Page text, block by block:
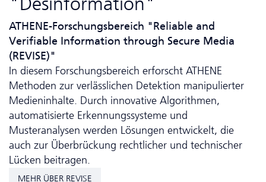
ATHENE-Forschungsbereich "Reliable and
Verifiable Information through Secure Media
(REVISE)"
In diesem Forschungsbereich erforscht ATHENE
Methoden zur verlässlichen Detektion manipulierter
Medien­inhalte. Durch innovative Algorithmen,
automatisierte Erkennungssysteme und
Musteranalysen werden Lösungen entwickelt, die
auch zur Überbrückung rechtlicher und technischer
Lücken beitragen.
MEHR ÜBER REVISE